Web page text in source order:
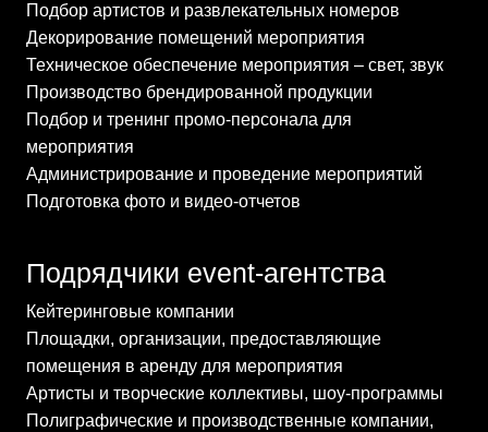
Подбор артистов и развлекательных номеров
Декорирование помещений мероприятия
Техническое обеспечение мероприятия – свет, звук
Производство брендированной продукции
Подбор и тренинг промо-персонала для
мероприятия
Администрирование и проведение мероприятий
Подготовка фото и видео-отчетов
Подрядчики event-агентства
Кейтеринговые компании
Площадки, организации, предоставляющие
помещения в аренду для мероприятия
Артисты и творческие коллективы, шоу-программы
Полиграфические и производственные компании,